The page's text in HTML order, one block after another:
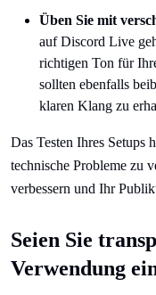
Üben Sie mit
auf Discord Live
richtigen Ton für
sollten ebenfalls
klaren Klang zu
Das Testen Ihres Setups
technische Probleme zu
verbessern und Ihr
Seien Sie
Verwendung